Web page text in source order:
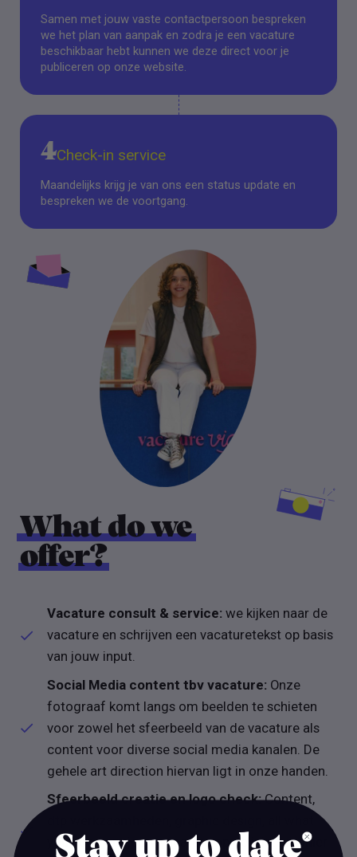
Samen met jouw vaste contactpersoon bespreken
we het plan van aanpak en zodra je een vacature
beschikbaar hebt kunnen we deze direct voor je
publiceren op onze website.
4Check-in service
Maandelijks krijg je van ons een status update en
bespreken we de voortgang.
What do we
offer?
Vacature consult & service: we kijken naar de
vacature en schrijven een vacaturetekst op basis
van jouw input.
Social Media content tbv vacature: Onze
fotograaf komt langs om beelden te schieten
voor zowel het sfeerbeeld van de vacature als
content voor diverse social media kanalen. De
gehele art direction hiervan ligt in onze handen.
Sfeerbeeld creatie en logo check:Content,
you need om jouw vacature op de juiste manier
Stay up to date